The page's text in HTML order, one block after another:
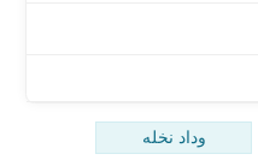
وداد نخله